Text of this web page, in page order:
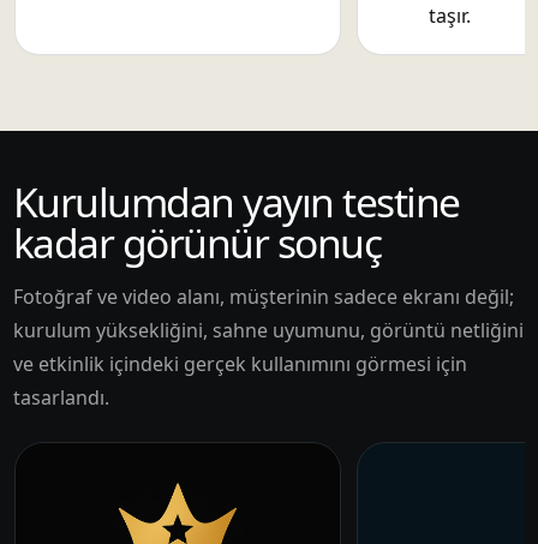
taşır.
Kurulumdan yayın testine
kadar görünür sonuç
Fotoğraf ve video alanı, müşterinin sadece ekranı değil;
kurulum yüksekliğini, sahne uyumunu, görüntü netliğini
ve etkinlik içindeki gerçek kullanımını görmesi için
tasarlandı.